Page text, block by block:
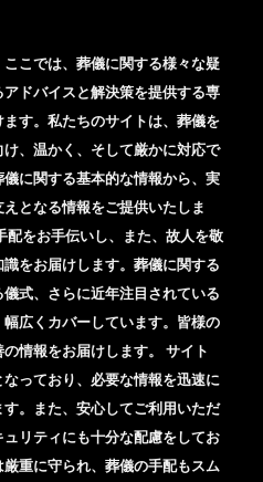
ここでは、葬儀に関する様々な疑
ドバイスと解決策を提供する専
す。私たちのサイトは、葬儀を
、温かく、そして厳かに対応で
に関する基本的な情報から、実
となる情報をご提供いたしま
配をお手伝いし、また、故人を敬
をお届けします。葬儀に関する
式、さらに近年注目されている
広くカバーしています。皆様の
情報をお届けします。 サイト
っており、必要な情報を迅速に
。また、安心してご利用いただ
リティにも十分な配慮をしてお
重に守られ、葬儀の手配もスム